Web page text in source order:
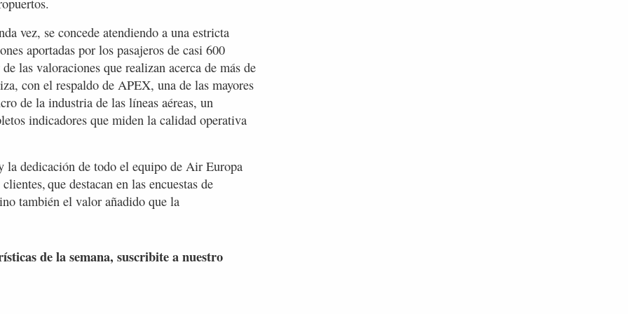
vez, se concede atendiendo a una estricta
aportadas por los pasajeros de casi 600
las valoraciones que realizan acerca de más de
con el respaldo de APEX, una de las mayores
de la industria de las líneas aéreas, un
indicadores que miden la calidad operativa
dedicación de todo el equipo de Air Europa
que destacan en las encuestas de
también el valor añadido que la
de la semana, suscribite a nuestro